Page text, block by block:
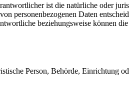
ist die natürliche oder
personenbezogenen Daten
beziehungsweise können
Person, Behörde, Einrichtung